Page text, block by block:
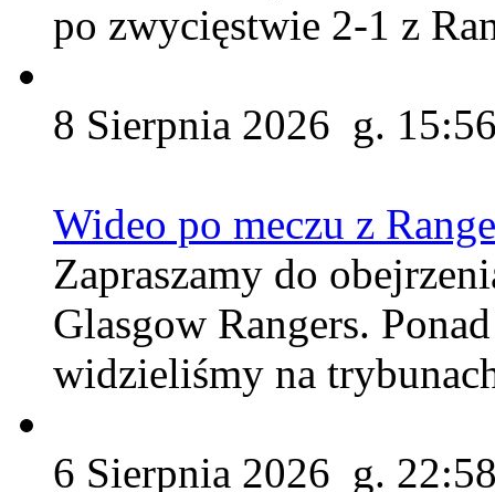
po zwycięstwie 2-1 z
8 Sierpnia 2026 g.
Wideo po meczu z
Zapraszamy do
Glasgow Rangers.
widzieliśmy na
6 Sierpnia 2026 g.